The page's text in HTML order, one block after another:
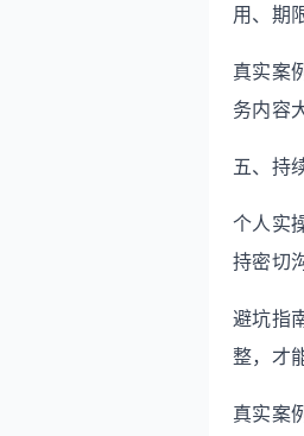
用、期
真实案
务内容
五、持
个人实
持密切
避坑指
整，才
真实案